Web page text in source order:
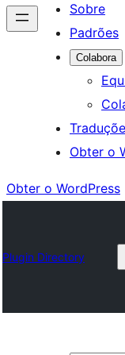
Sobre
Padrões
Colabora
Obter o
Obter o WordPress
Plugin Directory